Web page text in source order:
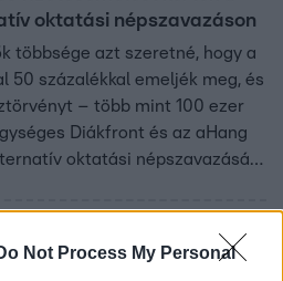
Not Process My Personal
oktatási népszavazáson
többsége azt szeretné, hogy a
50 százalékkal emeljék meg, és
– több mint 100 ezer
Diákfront és az aHang
oktatási népszavazásán.
nem reagált a szavazás